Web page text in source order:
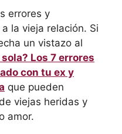
errores y
la vieja relación. Si
un vistazo al
Los 7 errores
con tu ex y
que pueden
viejas heridas y
amor.